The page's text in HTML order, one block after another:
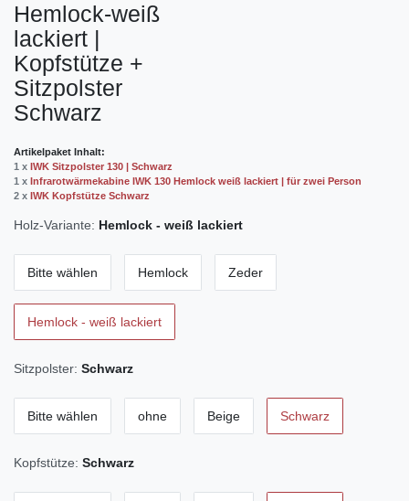
Hemlock-weiß
lackiert |
Kopfstütze +
Sitzpolster
Schwarz
Artikelpaket Inhalt:
1 x IWK Sitzpolster 130 | Schwarz
1 x Infrarotwärmekabine IWK 130 Hemlock weiß lackiert | für zwei Person
2 x IWK Kopfstütze Schwarz
Holz-Variante: Hemlock - weiß lackiert
Bitte wählen Hemlock Zeder
Hemlock - weiß lackiert
Sitzpolster: Schwarz
Bitte wählen ohne Beige Schwarz
Kopfstütze: Schwarz